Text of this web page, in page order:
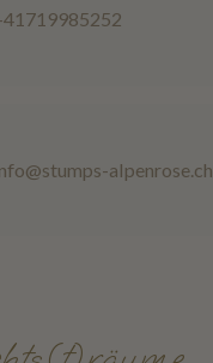
alpenrose.ch